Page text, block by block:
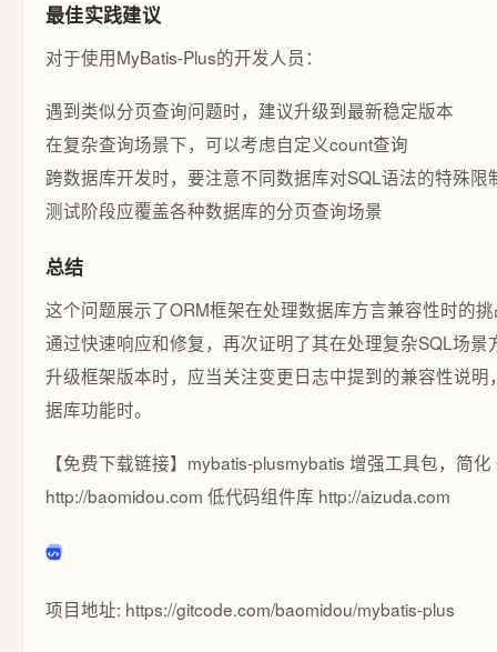
最佳实践建议
对于使用MyBatis-Plus的开发人员：
遇到类似分页查询问题时，建议升级到最新稳定版本
在复杂查询场景下，可以考虑自定义count查询
跨数据库开发时，要注意不同数据库对SQL语法的特殊限
测试阶段应覆盖各种数据库的分页查询场景
总结
这个问题展示了ORM框架在处理数据库方言兼容性时的
通过快速响应和修复，再次证明了其在处理复杂SQL场景
升级框架版本时，应当关注变更日志中提到的兼容性说
据库功能时。
【免费下载链接】mybatis-plusmybatis 增强工具包，简
http://baomidou.com 低代码组件库 http://aizuda.com
项目地址: https://gitcode.com/baomidou/mybatis-plus